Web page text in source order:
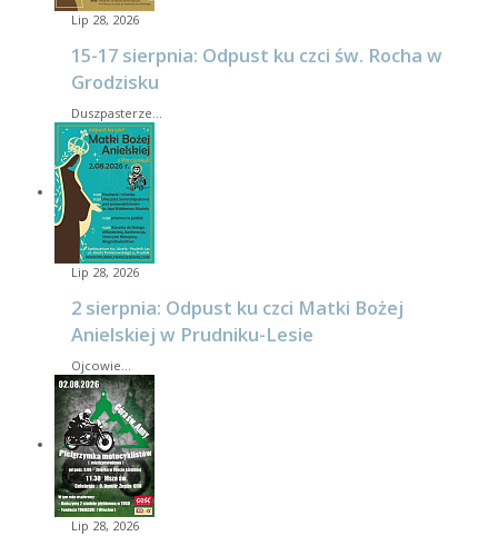
Lip 28, 2026
15-17 sierpnia: Odpust ku czci św. Rocha w
Grodzisku
Duszpasterze…
Lip 28, 2026
2 sierpnia: Odpust ku czci Matki Bożej
Anielskiej w Prudniku-Lesie
Ojcowie…
Lip 28, 2026